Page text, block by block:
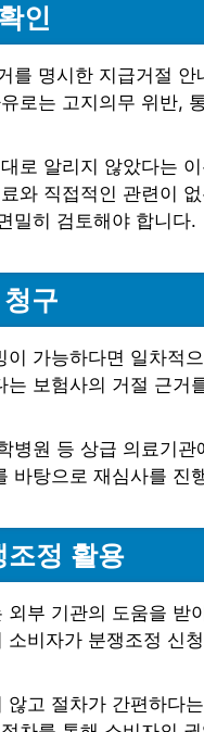
인
를 명시한 지급거절
로는 고지의무 위반,
로 알리지 않았다는
와 직접적인 관련이
밀히 검토해야 합니다.
구
가능하다면 일차
보험사의 거절 근
병원 등 상급 의료기
바탕으로 재심사를
조정 활용
부 기관의 도움을
비자가 분쟁조정 신
고 절차가 간편하다